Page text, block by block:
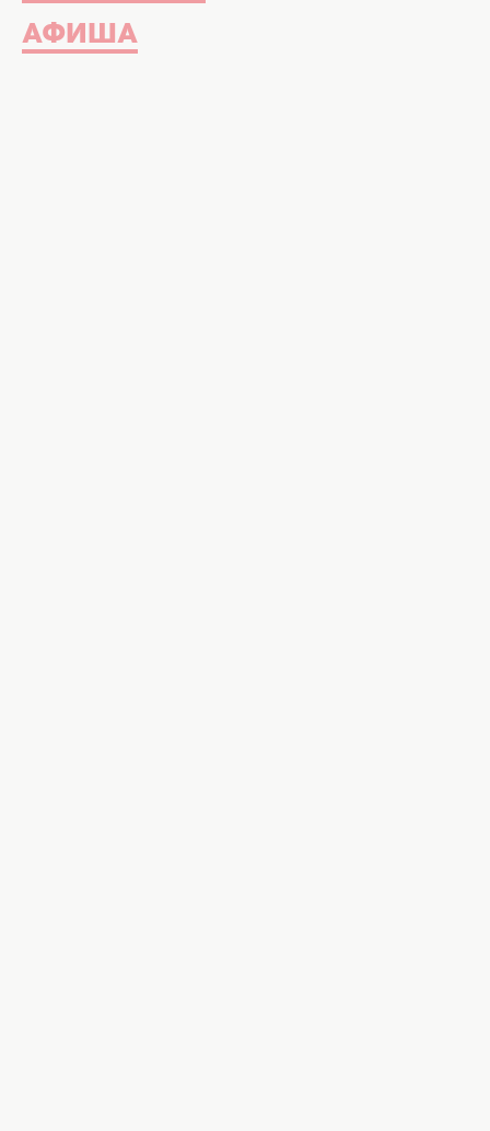
АФИША
Пришло время для
которая автоматически делает
ХОЧУ.ua подготовила для вас
Как только мы почувствовали всю
пледы и свечи, которые можно
прогулках с кофе в руках. Чтобы
просить в кафе стаканчик с